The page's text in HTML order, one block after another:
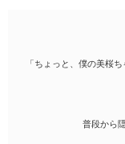
「ちょっと、僕の美桜
普段から